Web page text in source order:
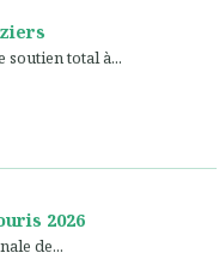
soutien total à...
2026
de...